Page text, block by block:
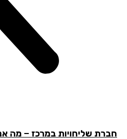
שליחויות במרכז – מה אנחנו